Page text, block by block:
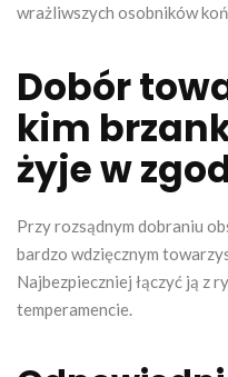
wrażliwszych osobników
Dobór
kim
żyje w
Przy rozsądnym dobraniu
bardzo wdzięcznym
Najbezpieczniej łączyć ją z
temperamencie.